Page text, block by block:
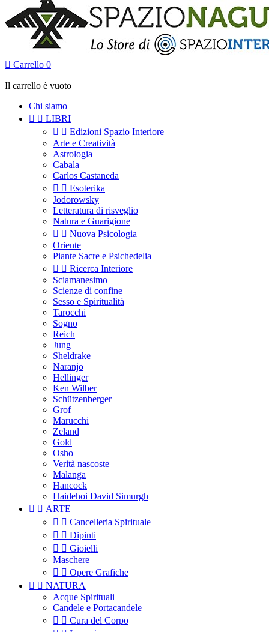
 Carrello 0
Il carrello è vuoto
Chi siamo
  LIBRI
  Edizioni Spazio Interiore
Arte e Creatività
Astrologia
Cabala
Carlos Castaneda
  Esoterika
Jodorowsky
Letteratura di risveglio
Natura e Guarigione
  Nuova Psicologia
Oriente
Piante Sacre e Psichedelia
  Ricerca Interiore
Sciamanesimo
Scienze di confine
Sesso e Spiritualità
Tarocchi
Sogno
Reich
Jung
Sheldrake
Naranjo
Hellinger
Ken Wilber
Schützenberger
Grof
Marucchi
Zeland
Gold
Osho
Verità nascoste
Malanga
Hancock
Haidehoi David Simurgh
  ARTE
  Cancelleria Spirituale
  Dipinti
  Gioielli
Maschere
  Opere Grafiche
  NATURA
Acque Spirituali
Candele e Portacandele
  Cura del Corpo